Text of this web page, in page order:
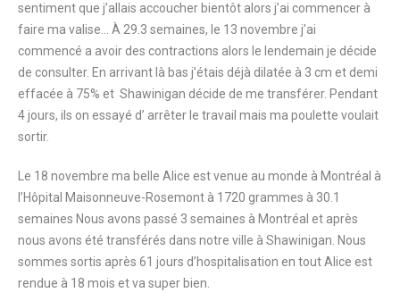
sentiment que j’allais accoucher bientôt alors j’ai commencer à
faire ma valise… À 29.3 semaines, le 13 novembre j’ai
commencé a avoir des contractions alors le lendemain je décide
de consulter. En arrivant là bas j’étais déjà dilatée à 3 cm et demi
effacée à 75% et Shawinigan décide de me transférer. Pendant
4 jours, ils on essayé d’ arrêter le travail mais ma poulette voulait
sortir.
Le 18 novembre ma belle Alice est venue au monde à Montréal à
l’Hôpital Maisonneuve-Rosemont à 1720 grammes à 30.1
semaines Nous avons passé 3 semaines à Montréal et après
nous avons été transférés dans notre ville à Shawinigan. Nous
sommes sortis après 61 jours d’hospitalisation en tout Alice est
rendue à 18 mois et va super bien.